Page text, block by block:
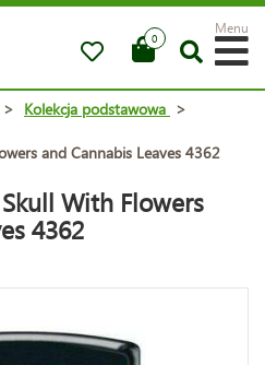
0
Menu
> Kolekcja podstawowa >
and Cannabis Leaves 4362
With Flowers
4362